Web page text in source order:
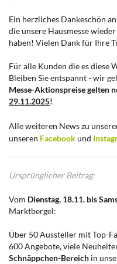
Ein herzliches Dankeschön
die unsere Hausmesse
haben! Vielen Dank für Ihre
Für alle Kunden die es diese
Bleiben Sie entspannt - wir
Messe-Aktionspreise gelten
29.11.2025!
Alle weiteren News zu
unseren Facebookund
Ursprünglicher Beitrag:
Vom Dienstag, 18.11. bis
Marktbergel:
Über 50 Aussteller mit Top-
600 Angebote, viele
Schnäppchen-Bereich in